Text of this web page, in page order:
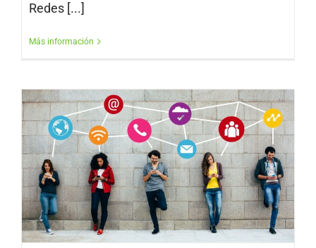
Redes [...]
Más información